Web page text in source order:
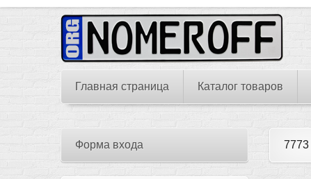
Главная страница Каталог товаров
7773
Форма входа